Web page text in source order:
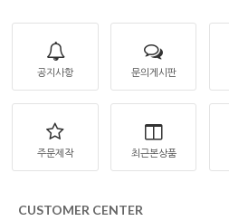
공지사항 문의게시판
주문제작 최근본상품
CUSTOMER CENTER